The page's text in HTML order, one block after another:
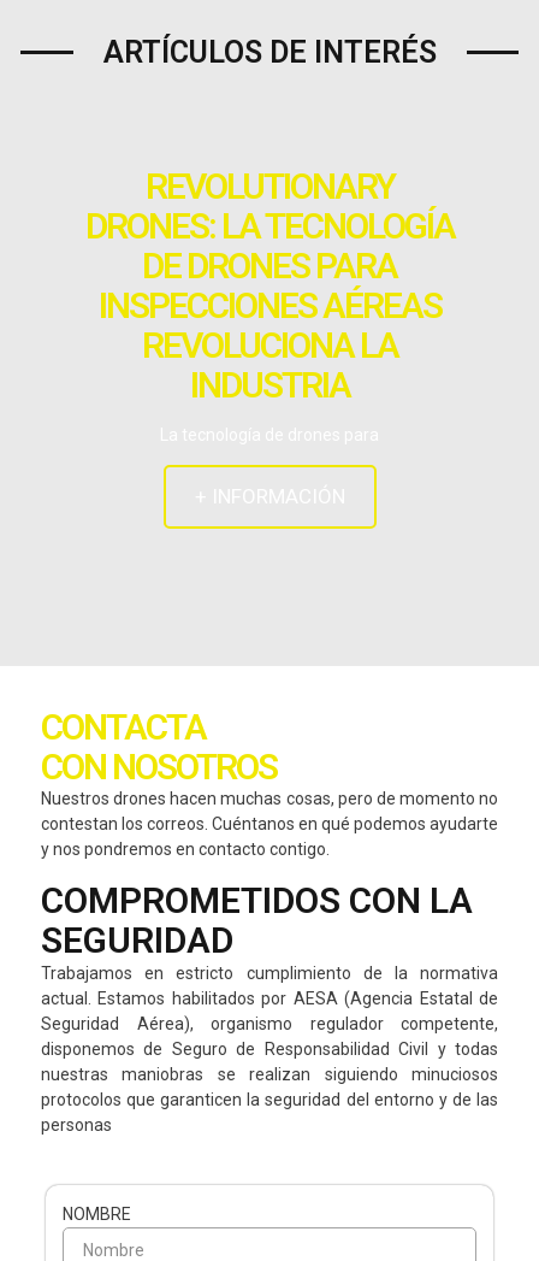
ARTÍCULOS DE INTERÉS
REVOLUTIONARY
DRONES: LA TECNOLOGÍA
DE DRONES PARA
INSPECCIONES AÉREAS
REVOLUCIONA LA
INDUSTRIA
CONTACTA
CON NOSOTROS
Nuestros drones hacen muchas cosas, pero de momento no
contestan los correos. Cuéntanos en qué podemos ayudarte
y nos pondremos en contacto contigo.
COMPROMETIDOS CON LA
SEGURIDAD
Trabajamos en estricto cumplimiento de la normativa
actual. Estamos habilitados por AESA (Agencia Estatal de
Seguridad Aérea), organismo regulador competente,
disponemos de Seguro de Responsabilidad Civil y todas
nuestras maniobras se realizan siguiendo minuciosos
protocolos que garanticen la seguridad del entorno y de las
personas
NOMBRE